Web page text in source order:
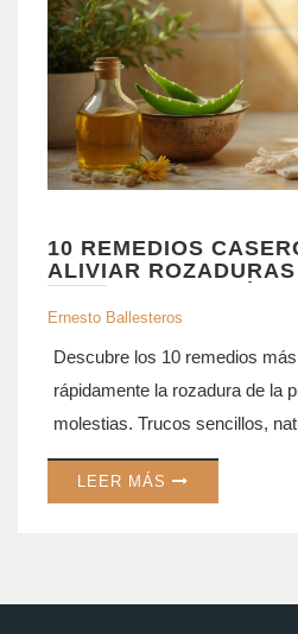
10 REMEDIOS
ALIVIAR
EVITAR IRRITACIÓN
Ernesto Ballesteros
Descubre los 10 remedios
rápidamente la rozadura de la
molestias. Trucos sencillos,
LEER MÁS